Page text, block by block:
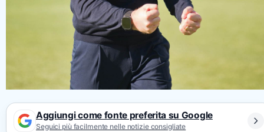
Aggiungi come fonte preferita su Google
Seguici più facilmente nelle notizie consigliate